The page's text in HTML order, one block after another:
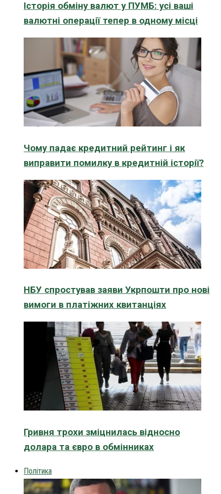
Історія обміну валют у ПУМБ: усі ваші
валютні операції тепер в одному місці
Чому падає кредитний рейтинг і як
виправити помилку в кредитній історії?
НБУ спростував заяви Укрпошти про нові
вимоги в платіжних квитанціях
Гривня трохи зміцнилась відносно
долара та євро в обмінниках
Політика